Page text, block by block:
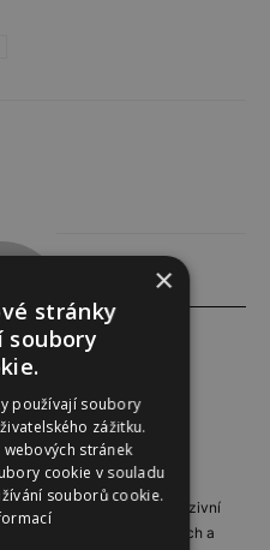
online.cz
profilové a exkluzivní
příběhy zajímavých a
×
stránky
soubory
používají soubory
zážitku.
webových stránek
cookie v souladu
souborů cookie.